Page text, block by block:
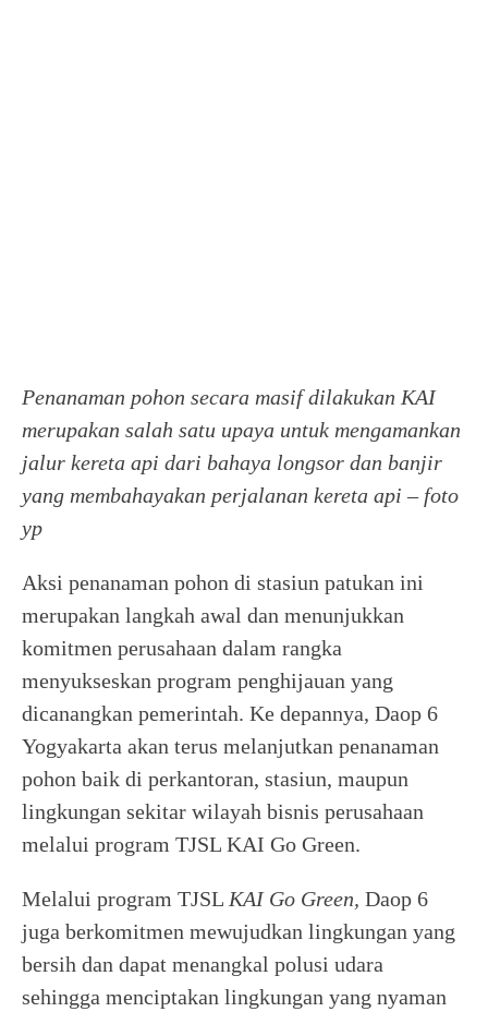
Penanaman pohon secara masif dilakukan KAI
merupakan salah satu upaya untuk mengamankan
jalur kereta api dari bahaya longsor dan banjir
yang membahayakan perjalanan kereta api – foto
yp
Aksi penanaman pohon di stasiun patukan ini
merupakan langkah awal dan menunjukkan
komitmen perusahaan dalam rangka
menyukseskan program penghijauan yang
dicanangkan pemerintah. Ke depannya, Daop 6
Yogyakarta akan terus melanjutkan penanaman
pohon baik di perkantoran, stasiun, maupun
lingkungan sekitar wilayah bisnis perusahaan
melalui program TJSL KAI Go Green.
Melalui program TJSL KAI Go Green, Daop 6
juga berkomitmen mewujudkan lingkungan yang
bersih dan dapat menangkal polusi udara
sehingga menciptakan lingkungan yang nyaman